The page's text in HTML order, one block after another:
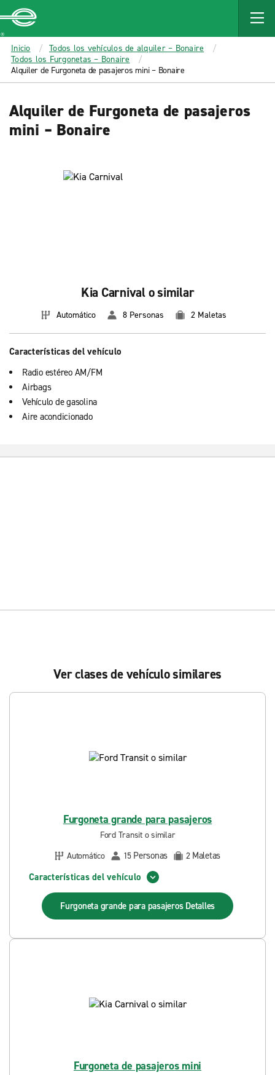
MAIN
CONTENT
Enterprise
Inicio
Todos los vehículos de alquiler – Bonaire
Todos los Furgonetas – Bonaire
Alquiler de Furgoneta de pasajeros mini – Bonaire
Alquiler de Furgoneta de pasajeros
mini – Bonaire
Kia Carnival o similar
Automático 8 Personas 2 Maletas
Características del vehículo
Radio estéreo AM/FM
Airbags
Vehículo de gasolina
Aire acondicionado
Ver clases de vehículo similares
Furgoneta grande para pasajeros
Ford Transit o similar
Automático
15 Personas 2 Maletas
Características del vehículo
Furgoneta grande para pasajeros Detalles
Furgoneta de pasajeros mini